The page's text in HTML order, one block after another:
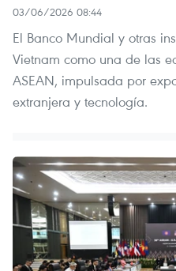
03/06/2026 08:44
El Banco Mundial y otras
Vietnam como una de las
ASEAN, impulsada por
extranjera y tecnología.